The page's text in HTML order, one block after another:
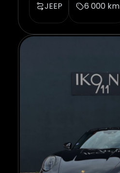
JEEP 6 000 km